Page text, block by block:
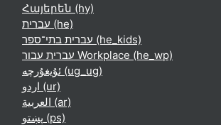
Հայերեն ‎(hy)‎
עברית ‎(he)‎
עברית בתי־ספר ‎(he_kids)‎
עברית עבור Workplace ‎(he_wp)‎
ئۇيغۇرچە ‎(ug_ug)‎
اردو ‎(ur)‎
العربية ‎(ar)‎
پښتو ‎(ps)‎